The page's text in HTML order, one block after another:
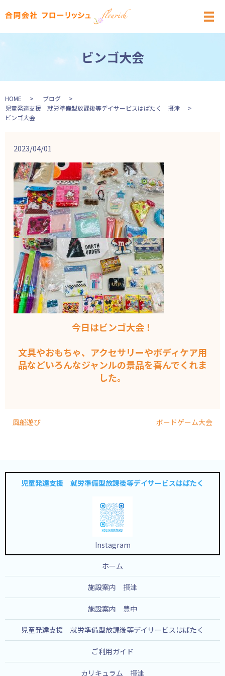
メ
ビンゴ大会
HOME
ブログ
児童発達支援 就労準備型放課後等デイサービスはばたく 摂津
ビンゴ大会
2023/04/01
今日はビンゴ大会！
文具やおもちゃ、アクセサリーやボディケア用
品などいろんなジャンルの景品を喜んでくれま
した。
風船遊び ボードゲーム大会
児童発達支援 就労準備型放課後等デイサービスはばたく
Instagram
ホーム
施設案内 摂津
施設案内 豊中
児童発達支援 就労準備型放課後等デイサービスはばたく
ご利用ガイド
カリキュラム 摂津